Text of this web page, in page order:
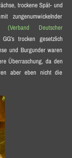
trockene Spät- und
zungenumwickelnder
(Verband Deutscher
trocken gesetzlich
und Burgunder waren
Überraschung, da den
aber eben nicht die